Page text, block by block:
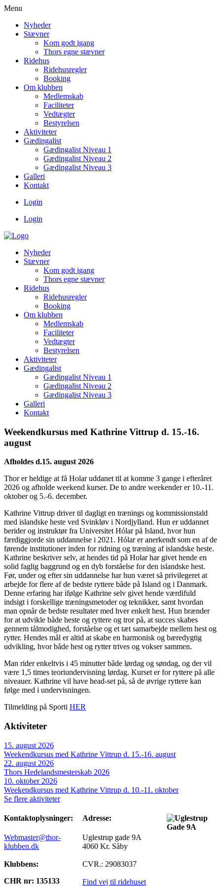
Menu
Nyheder
Stævner
Kom godt igang
Thors egne stævner
Ridehus
Ridehusregler
Booking
Om klubben
Medlemskab
Faciliteter
Vedtægter
Bestyrelsen
Aktiviteter
Gædingalist
Gædingalist Niveau 1
Gædingalist Niveau 2
Gædingalist Niveau 3
Galleri
Kontakt
Login
Login
Nyheder
Stævner
Kom godt igang
Thors egne stævner
Ridehus
Ridehusregler
Booking
Om klubben
Medlemskab
Faciliteter
Vedtægter
Bestyrelsen
Aktiviteter
Gædingalist
Gædingalist Niveau 1
Gædingalist Niveau 2
Gædingalist Niveau 3
Galleri
Kontakt
Weekendkursus med Kathrine Vittrup d. 15.-16.
august
Afholdes d.15. august 2026
Thor er heldige at få Holar uddanet til at komme 3 gange i efteråret
2026 og afholde weekend kurser. De to andre weekender er 10.-11.
oktober og 5.-6. december.
Kathrine Vittrup driver til dagligt en trænings og kommissionstald
med islandske heste ved Svinkløv i Nordjylland. Hun er uddannet
berider og instruktør fra Universitet Hólar på Island, hvor hun
færdiggjorde sin uddannelse i 2021. Hólar er anerkendt som en af de
førende institutioner inden for ridning og træning af islandske heste.
Kathrine beskriver selv, at hendes tid på Holar har givet hende en
solid faglig baggrund og en dyb forståelse for den islandske hest.
Før, under og efter sin uddannelse har hun været så privilegeret at
arbejde for flere af de bedste ryttere både på Island og i Danmark.
Denne erfaring har ifølge Kathrine selv givet hende værdifuld
indsigt i forskellige træningsmetoder og teknikker, samt hvordan
man opnår de bedste resultater med hver enkelt hest. Hun brænder
for at udvikle både heste og ryttere og tror på, at succes skabes
gennem tålmodighed, forståelse og et tæt samarbejde mellem hest og
rytter. Hendes mål er altid at skabe en harmonisk og bæredygtig
udvikling, hvor både hest og rytter trives og vokser sammen.
Man rider enkeltvis i 45 minutter både lørdag og søndag, og der vil
være 1,5 times teoriundervisning lørdag. Kurset er for ryttere på alle
niveauer. Kathrine vil have head-set på, så de øvrige ryttere kan
følge med i undervisningen.
Tilmelding på Sporti HER
Aktiviteter
15. august 2026
Weekendkursus med Kathrine Vittrup d. 15.-16. august
22. august 2026
Thors Hedelandsmesterskab 2026
10. oktober 2026
Weekendkursus med Kathrine Vittrup d. 10.-11. oktober
Se flere aktiviteter
Kontaktoplysninger:
Webmaster@thor-
klubben.dk
Klubbens:
CHR nr: 135133
Adresse:
Uglestrup gade 9A
4060 Kr. Såby
CVR.: 29083037
Find vej til ridehuset